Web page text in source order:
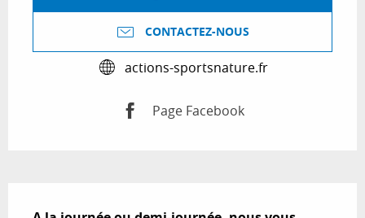
CONTACTEZ-NOUS
actions-sportsnature.fr
Page Facebook